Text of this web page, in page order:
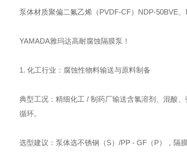
泵体材质聚偏二氟乙烯（PVDF-CF）NDP-50BVE
YAMADA雅玛达高耐腐蚀隔膜泵！
1. 化工行业：腐蚀性物料输送与原料制备
典型工况：精细化工 / 制药厂输送含氯溶剂、混酸
循环。
选型建议：泵体选不锈钢（S）/PP - GF（P），隔